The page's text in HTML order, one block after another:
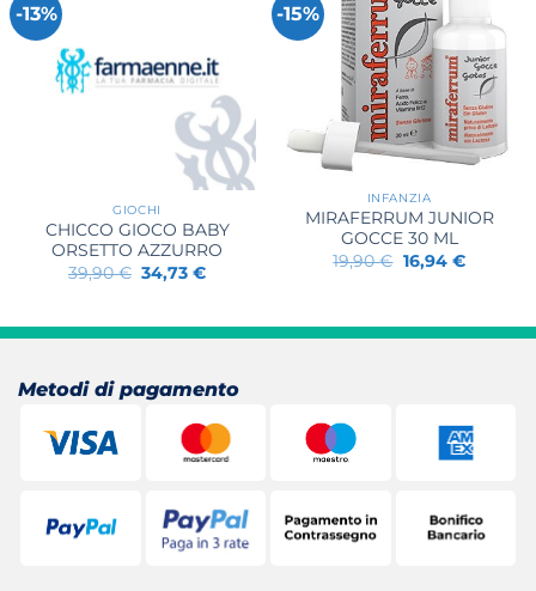
-13%
GIOCHI
CHICCO GIOCO BABY
ORSETTO AZZURRO
39,90€ Il
prezzo
34,73€Il
-15%
INFANZIA
MIRAFERRUM JUNIOR
GOCCE 30 ML
19,90€ Il
prezzo
16,94 €Il
Metodi di pagamento